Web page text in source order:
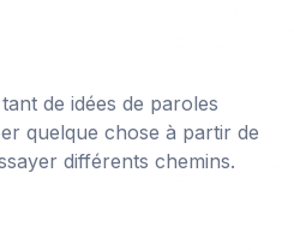
de idées de paroles
quelque chose à partir de
différents chemins.